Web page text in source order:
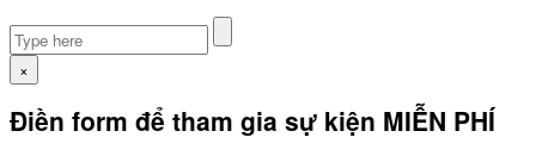
×
Điền form để tham gia sự kiện MIỄN PHÍ